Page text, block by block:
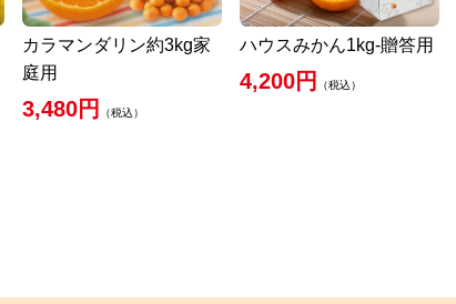
カラマンダリン約3kg家
庭用
3,480円 （税込）
ハウスみかん1kg-贈答用
4,200円 （税込）